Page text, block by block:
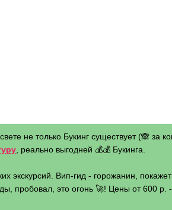
не только Букинг существует (🙈 за
, реально выгодней 💰💰 Букинга.
экскурсий. Вип-гид - горожанин,
пробовал, это огонь 🚀! Цены от 600 р.